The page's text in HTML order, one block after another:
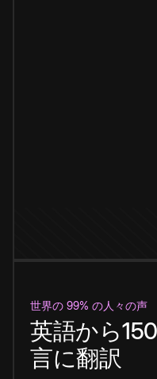
世界の 99% の人々の声
英語から
言に翻訳